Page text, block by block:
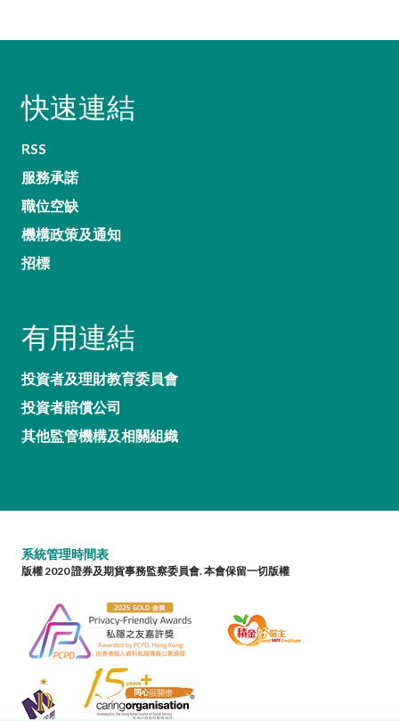
快速連結
RSS
服務承諾
職位空缺
機構政策及通知
招標
有用連結
投資者及理財教育委員會
投資者賠償公司
其他監管機構及相關組織
系統管理時間表
版權 2020 證券及期貨事務監察委員會. 本會保留一切版權